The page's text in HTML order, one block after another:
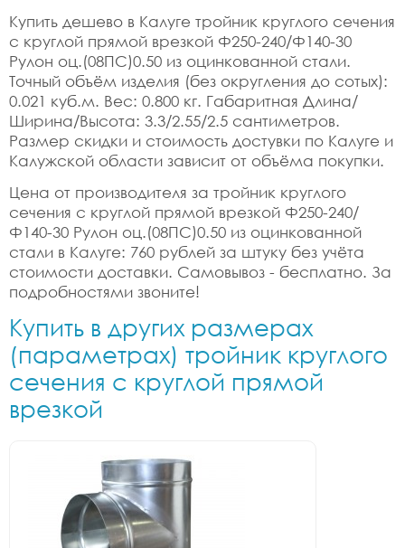
Купить дешево в Калуге тройник круглого сечения
с круглой прямой врезкой Ф250-240/Ф140-30
Рулон оц.(08ПС)0.50 из оцинкованной стали.
Точный объём изделия (без округления до сотых):
0.021 куб.м. Вес: 0.800 кг. Габаритная Длина/
Ширина/Высота: 3.3/2.55/2.5 сантиметров.
Размер скидки и стоимость достувки по Калуге и
Калужской области зависит от объёма покупки.
Цена от производителя за тройник круглого
сечения с круглой прямой врезкой Ф250-240/
Ф140-30 Рулон оц.(08ПС)0.50 из оцинкованной
стали в Калуге: 760 рублей за штуку без учёта
стоимости доставки. Самовывоз - бесплатно. За
подробностями звоните!
Купить в других размерах
(параметрах) тройник круглого
сечения с круглой прямой
врезкой